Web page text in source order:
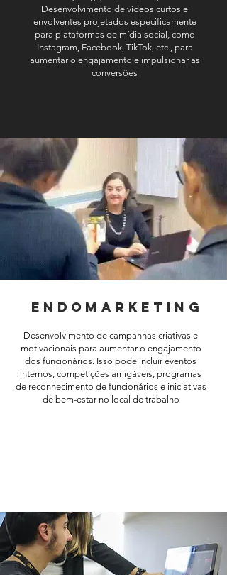
Desenvolvimento de vídeos curtos e
envolventes projetados especificamente
para plataformas de mídia social, como
Instagram, Facebook, TikTok, etc., para
aumentar o engajamento e impulsionar as
conversões
Endomarketing
Desenvolvimento de campanhas criativas e
motivacionais para aumentar o engajamento
dos funcionários. Isso pode incluir eventos
internos, competições amigáveis, programas
de reconhecimento de funcionários e iniciativas
de bem-estar no local de trabalho